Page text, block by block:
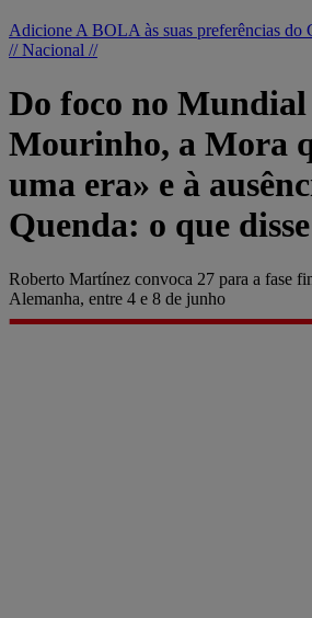
Adicione A BOLA às suas preferências do
// Nacional //
Do foco no
Mourinho, a Mora
uma era» e à
Quenda: o que
Roberto Martínez convoca 27 para a fase
Alemanha, entre 4 e 8 de junho